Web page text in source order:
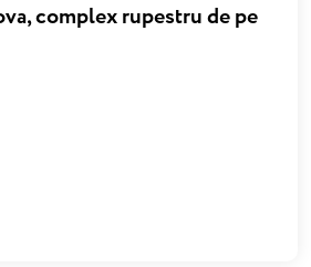
complex rupestru de pe